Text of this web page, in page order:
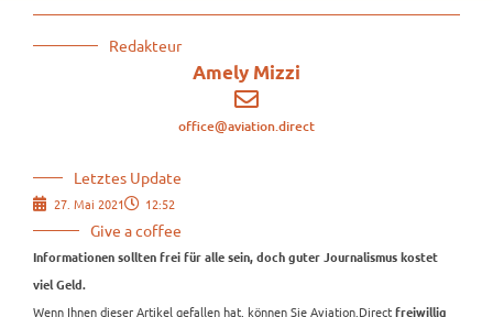
Redakteur
Amely Mizzi
office@aviation.direct
Letztes Update
27. Mai 2021 12:52
Give a coffee
Informationen sollten frei für alle sein, doch guter Journalismus kostet
viel Geld.
Wenn Ihnen dieser Artikel gefallen hat, können Sie Aviation.Direct freiwillig